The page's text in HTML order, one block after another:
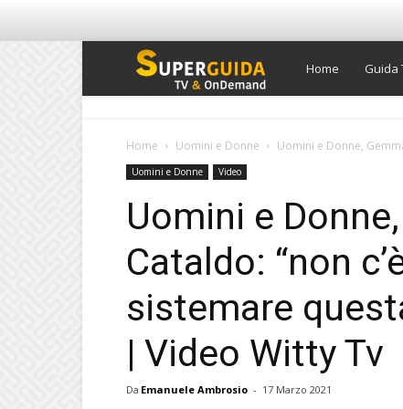
Super
Home Guida
Home Uomini e Donne Uomini e Donne,
Uomini e Donne Video
Uomini e
Cataldo: “non
sistemare
| Video Witty Tv
Da Emanuele Ambrosio - 17 Marzo 2021